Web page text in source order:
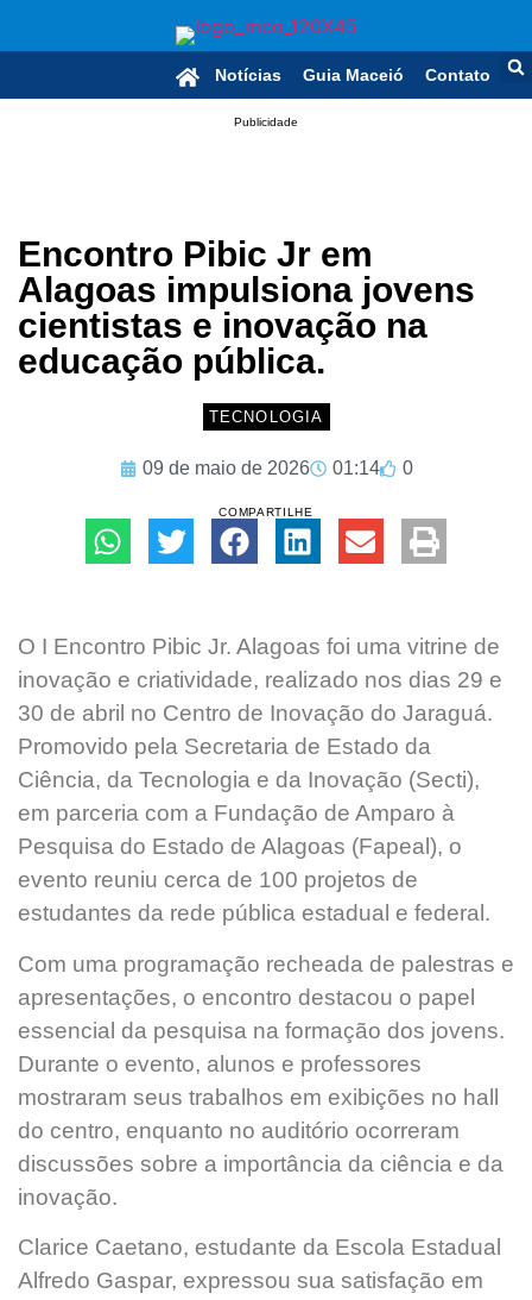
Notícias Guia Maceió Contato
Publicidade
Encontro Pibic Jr em
Alagoas impulsiona jovens
cientistas e inovação na
educação pública.
TECNOLOGIA
09 de maio de 2026 01:14 0
COMPARTILHE
O I Encontro Pibic Jr. Alagoas foi uma vitrine de
inovação e criatividade, realizado nos dias 29 e
30 de abril no Centro de Inovação do Jaraguá.
Promovido pela Secretaria de Estado da
Ciência, da Tecnologia e da Inovação (Secti),
em parceria com a Fundação de Amparo à
Pesquisa do Estado de Alagoas (Fapeal), o
evento reuniu cerca de 100 projetos de
estudantes da rede pública estadual e federal.
Com uma programação recheada de palestras e
apresentações, o encontro destacou o papel
essencial da pesquisa na formação dos jovens.
Durante o evento, alunos e professores
mostraram seus trabalhos em exibições no hall
do centro, enquanto no auditório ocorreram
discussões sobre a importância da ciência e da
inovação.
Clarice Caetano, estudante da Escola Estadual
Alfredo Gaspar, expressou sua satisfação em